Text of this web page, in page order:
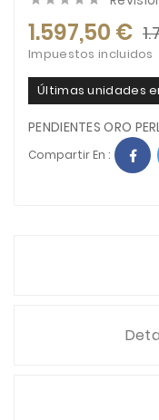
1.597,50 €
Impuestos incluidos
Últimas unidades
PENDIENTES ORO
Compartir En :